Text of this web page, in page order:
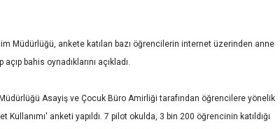
Müdürlüğü, ankete katılan bazı öğrencilerin internet üzerinden anne
bahis oynadıklarını açıkladı.
Asayiş ve Çocuk Büro Amirliği tarafından öğrencilere yönelik
anketi yapıldı. 7 pilot okulda, 3 bin 200 öğrencinin katıldığı